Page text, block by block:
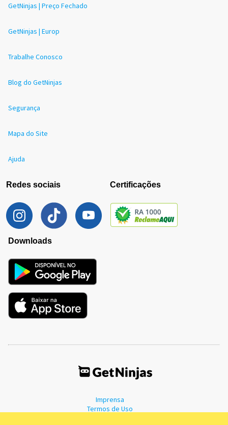
GetNinjas | Preço Fechado
GetNinjas | Europ
Trabalhe Conosco
Blog do GetNinjas
Segurança
Mapa do Site
Ajuda
Redes sociais Certificações
Downloads
Imprensa
Termos de Uso